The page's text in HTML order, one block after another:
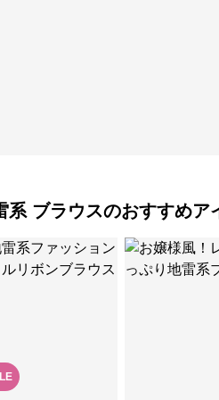
系 ブラウスのおすすめア